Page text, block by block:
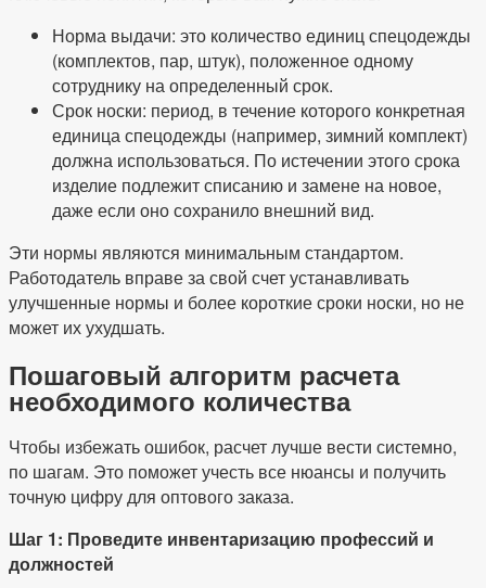
Норма выдачи: это количество единиц спецодежды
(комплектов, пар, штук), положенное одному
сотруднику на определенный срок.
Срок носки: период, в течение которого конкретная
единица спецодежды (например, зимний комплект)
должна использоваться. По истечении этого срока
изделие подлежит списанию и замене на новое,
даже если оно сохранило внешний вид.
Эти нормы являются минимальным стандартом.
Работодатель вправе за свой счет устанавливать
улучшенные нормы и более короткие сроки носки, но не
может их ухудшать.
Пошаговый алгоритм расчета
необходимого количества
Чтобы избежать ошибок, расчет лучше вести системно,
по шагам. Это поможет учесть все нюансы и получить
точную цифру для оптового заказа.
Шаг 1: Проведите инвентаризацию профессий и
должностей